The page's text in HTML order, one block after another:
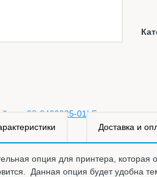
Доставка и
опция для принтера, которая
Данная опция будет удобна